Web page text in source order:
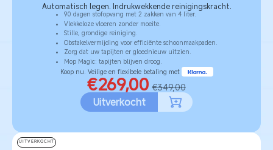
Automatisch legen. Indrukwekkende reinigingskracht.
90 dagen stofopvang met 2 zakken van 4 liter.
Vlekkeloze vloeren zonder moeite.
Stille, grondige reiniging.
Obstakelvermijding voor efficiënte schoonmaakpaden.
Zorg dat uw tapijten er gloednieuw uitzien.
Mop Magic: tapijten blijven droog.
Koop nu. Veilige en flexibele betaling met
€269,00 €349,00
Uitverkocht
UITVERKOCHT